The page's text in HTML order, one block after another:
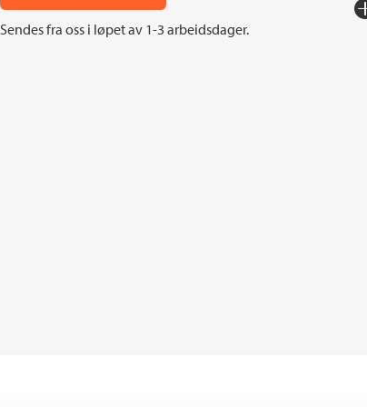
Sendes fra oss i løpet av 1-3 arbeidsdager.